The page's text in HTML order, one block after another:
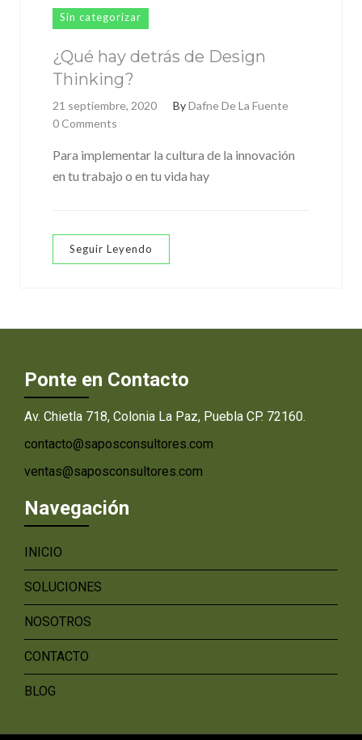
Sin categorizar
¿Qué hay detrás de Design
Thinking?
21 septiembre, 2020 ByDafne De La Fuente
0 Comments
Para implementar la cultura de la innovación
en tu trabajo o en tu vida hay
Seguir Leyendo
Ponte en Contacto
Av. Chietla 718, Colonia La Paz, Puebla CP. 72160.
contacto@saposconsultores.com
ventas@saposconsultores.com
Navegación
INICIO
SOLUCIONES
NOSOTROS
CONTACTO
BLOG